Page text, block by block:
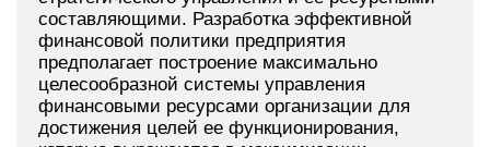
составляющими. Разработка эффективной
финансовой политики предприятия
предполагает построение максимально
целесообразной системы управления
финансовыми ресурсами организации для
достижения целей ее функционирования,